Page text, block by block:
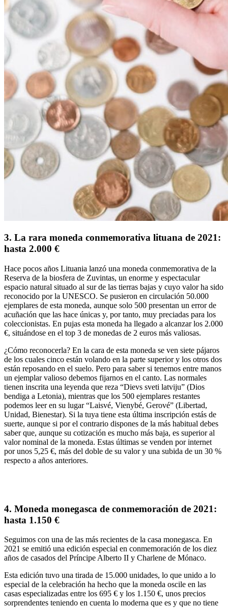
3. La rara moneda conmemorativa lituana de 2021:
hasta 2.000 €
Hace pocos años Lituania lanzó una moneda conmemorativa de la
Reserva de la biosfera de Zuvintas, un enorme y espectacular
espacio natural situado al sur de las tierras bajas y cuyo valor ha sido
reconocido por la UNESCO. Se pusieron en circulación 50.000
ejemplares de esta moneda, aunque solo 500 presentan un error de
acuñación que las hace únicas y, por tanto, muy preciadas para los
coleccionistas. En pujas esta moneda ha llegado a alcanzar los 2.000
€, situándose en el top 3 de monedas de 2 euros más valiosas.
¿Cómo reconocerla? En la cara de esta moneda se ven siete pájaros
de los cuales cinco están volando en la parte superior y los otros dos
están reposando en el suelo. Pero para saber si tenemos entre manos
un ejemplar valioso debemos fijarnos en el canto. Las normales
tienen inscrita una leyenda que reza “Dievs sveti latviju” (Dios
bendiga a Letonia), mientras que los 500 ejemplares restantes
podemos leer en su lugar“Laisvé, Vienybé, Gerové” (Libertad,
Unidad, Bienestar). Si la tuya tiene esta última inscripción estás de
suerte, aunque si por el contrario dispones de la más habitual debes
saber que, aunque su cotización es mucho más baja, es superior al
valor nominal de la moneda. Estas últimas se venden por internet
por unos 5,25 €, más del doble de su valor y una subida de un 30 %
respecto a años anteriores.
4. Moneda monegasca de conmemoración de 2021:
hasta 1.150 €
Seguimos con una de las más recientes de la casa monegasca. En
2021 se emitió una edición especial en conmemoración de los diez
años de casados del Príncipe Alberto II y Charlene de Mónaco.
Esta edición tuvo una tirada de 15.000 unidades, lo que unido a lo
especial de la celebración ha hecho que la moneda oscile en las
casas especializadas entre los 695 € y los 1.150 €, unos precios
sorprendentes teniendo en cuenta lo moderna que es y que no tiene